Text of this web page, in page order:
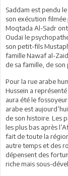
Saddam est pendu
son exécution
Moqtada Al-Sadr ont
Oudaï le
son petit-fils
famille Nawaf al-
de sa famille, de
Pour la rue arabe
Hussein a
aura été le
arabe est
de son histoire. Les
les plus bas après
fait de toute la
autre temps et des
dépensent des
riche mais sous-